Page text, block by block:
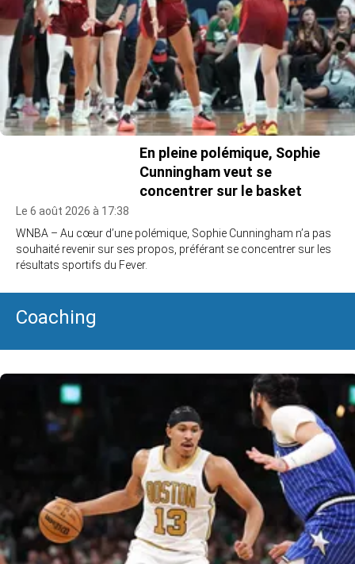
En pleine polémique, Sophie
Cunningham veut se
concentrer sur le basket
Le 6 août 2026 à 17:38
WNBA – Au cœur d’une polémique, Sophie Cunningham n’a pas
souhaité revenir sur ses propos, préférant se concentrer sur les
résultats sportifs du Fever.
Coaching